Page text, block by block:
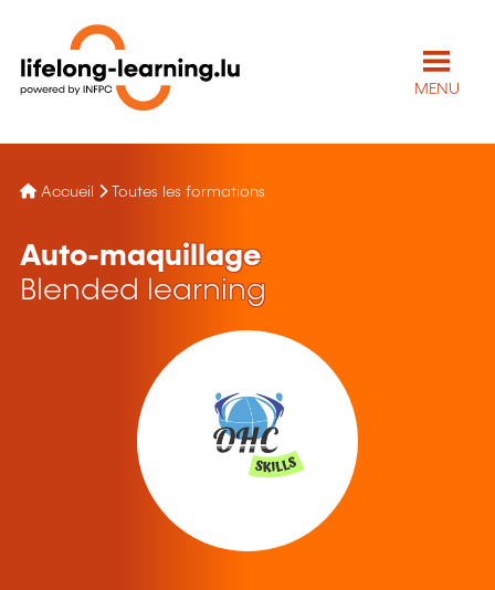
MENU
Accueil Toutes les formations
Auto-maquillage
Blended learning